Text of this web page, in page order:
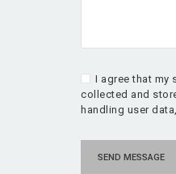
I agree that my
collected and
handling user
SEND MESSAGE